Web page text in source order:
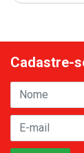
Cadastre-